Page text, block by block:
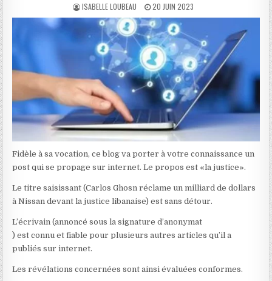
AUTHOR:
ISABELLE LOUBEAU
PUBLISHED
DATE:
20 JUIN 2023
Fidèle à sa vocation, ce blog va porter à votre connaissance un
post qui se propage sur internet. Le propos est «la justice».
Le titre saisissant (Carlos Ghosn réclame un milliard de dollars
à Nissan devant la justice libanaise) est sans détour.
L’écrivain (annoncé sous la signature d’anonymat
) est connu et fiable pour plusieurs autres articles qu’il a
publiés sur internet.
Les révélations concernées sont ainsi évaluées conformes.